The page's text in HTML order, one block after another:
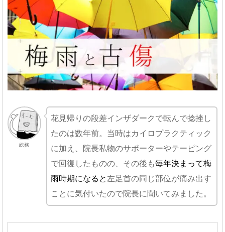
総務
花見帰りの段差インザダークで転んで捻挫し
たのは数年前。当時はカイロプラクティック
に加え、院長私物のサポーターやテーピング
で回復したものの、その後も毎年決まって梅
雨時期になると 左足首の同じ部位が痛み出す
ことに気付いたので院長に聞いてみました。